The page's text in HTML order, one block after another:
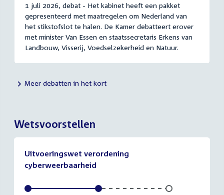
1 juli 2026, debat - Het kabinet heeft een pakket
gepresenteerd met maatregelen om Nederland van
het stikstofslot te halen. De Kamer debatteert erover
met minister Van Essen en staatssecretaris Erkens van
Landbouw, Visserij, Voedselzekerheid en Natuur.
Meer debatten in het kort
Wetsvoorstellen
Uitvoeringswet verordening
cyberweerbaarheid